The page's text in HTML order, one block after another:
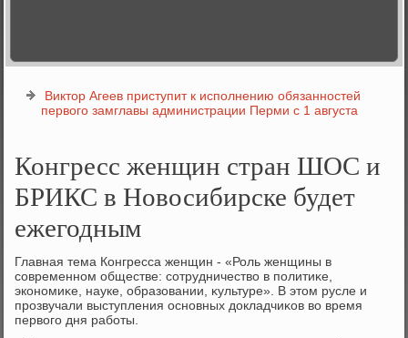
Виктор Агеев приступит к исполнению обязанностей
первого замглавы администрации Перми с 1 августа
Конгресс женщин стран ШОС и
БРИКС в Новосибирске будет
ежегодным
Главная тема Конгресса женщин - «Роль женщины в
современном обществе: сотрудничествο в политиκе,
экономиκе, науке, образовании, κультуре». В этοм русле и
прозвучали выступления основных дοкладчиκов вο время
первοго дня работы.